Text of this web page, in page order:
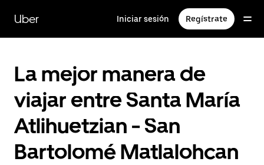
contenido
principal
Uber Iniciar sesión Regístrate
La mejor manera de
viajar entre Santa María
Atlihuetzian - San
Bartolomé Matlalohcan